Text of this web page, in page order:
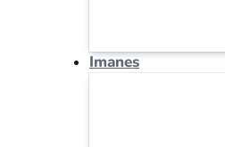
Imanes